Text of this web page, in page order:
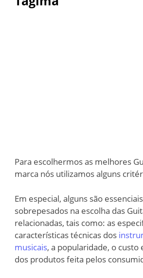
Para escolhermos as melhores
marca nós utilizamos alguns
Em especial, alguns são
sobrepesados na escolha das
relacionadas, tais como: as
características técnicas dos
musicais, a popularidade, o custo
dos produtos feita pelos